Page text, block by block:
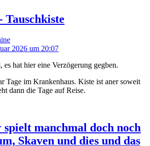
Tauschkiste
2026 um 20:07
es hat hier eine Verzögerung gegben.
Tage im Krankenhaus. Kiste ist aner soweit
dann die Tage auf Reise.
manchmal doch noch
Skaven und dies und das